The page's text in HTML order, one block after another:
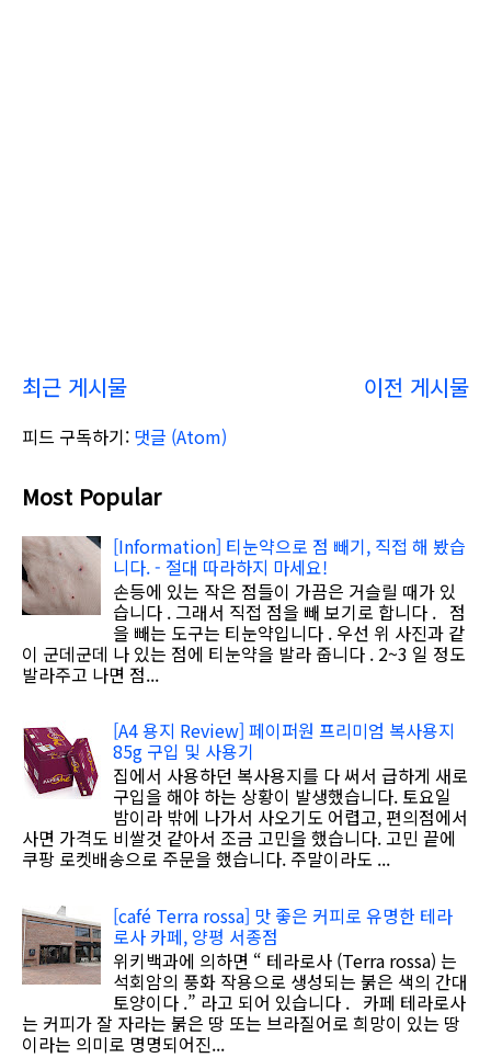
최근 게시물 이전 게시물
피드 구독하기: 댓글 (Atom)
Most Popular
[Information] 티눈약으로 점 빼기, 직접 해 봤습
니다. - 절대 따라하지 마세요!
손등에 있는 작은 점들이 가끔은 거슬릴 때가 있
습니다 . 그래서 직접 점을 빼 보기로 합니다 . 점
을 빼는 도구는 티눈약입니다 . 우선 위 사진과 같
이 군데군데 나 있는 점에 티눈약을 발라 줍니다 . 2~3 일 정도
발라주고 나면 점...
[A4 용지 Review] 페이퍼원 프리미엄 복사용지
85g 구입 및 사용기
집에서 사용하던 복사용지를 다 써서 급하게 새로
구입을 해야 하는 상황이 발생했습니다. 토요일
밤이라 밖에 나가서 사오기도 어렵고, 편의점에서
사면 가격도 비쌀것 같아서 조금 고민을 했습니다. 고민 끝에
쿠팡 로켓배송으로 주문을 했습니다. 주말이라도 ...
[café Terra rossa] 맛 좋은 커피로 유명한 테라
로사 카페, 양평 서종점
위키백과에 의하면 “ 테라로사 (Terra rossa) 는
석회암의 풍화 작용으로 생성되는 붉은 색의 간대
토양이다 .” 라고 되어 있습니다 . 카페 테라로사
는 커피가 잘 자라는 붉은 땅 또는 브라질어로 희망이 있는 땅
이라는 의미로 명명되어진...